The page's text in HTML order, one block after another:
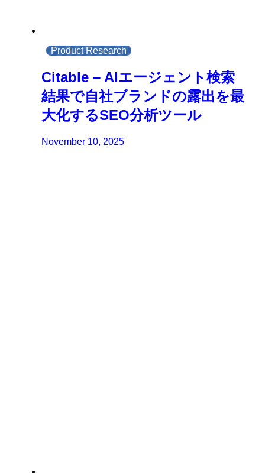
Product Research
Citable – AIエージェント検索
結果で自社ブランドの露出を最
大化するSEO分析ツール
November 10, 2025